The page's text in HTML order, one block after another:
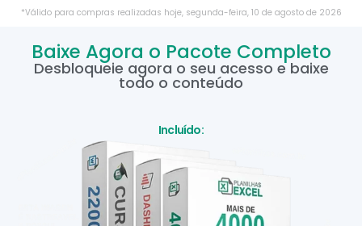
*Válido para compras realizadas hoje, segunda-feira, 10 de agostode 2026
Baixe Agora o Pacote Completo
Desbloqueie agora o seu acesso e baixe
todo o conteúdo
Incluído: